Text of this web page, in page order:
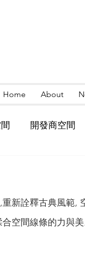
Home About
開發商空間
新詮釋古典風範,
空間線條的力與美